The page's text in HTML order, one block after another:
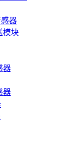
感器
模块
器
器